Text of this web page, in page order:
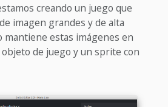
creando un juego que
imagen grandes y de alta
mantiene estas imágenes en
de juego y un sprite con